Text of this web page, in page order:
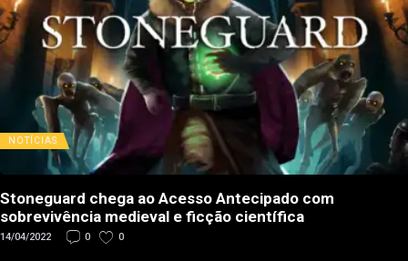
NOTÍCIAS
Stoneguard chega ao Acesso Antecipado com
sobrevivência medieval e ficção científica
14/04/2022 0 0